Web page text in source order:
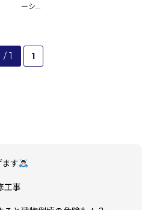
ーシ...
/ 1 1
す
工事